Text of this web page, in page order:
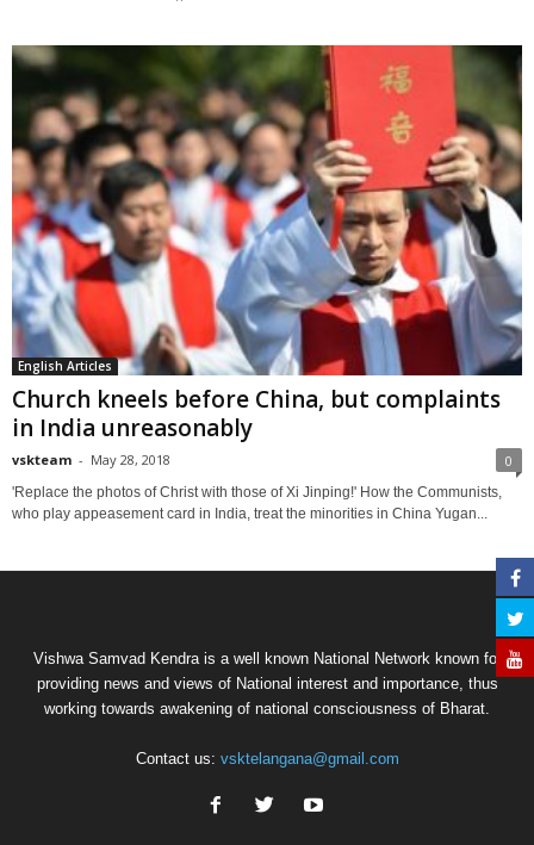
English Articles
Church kneels before China, but complaints
in India unreasonably
vskteam - May 28, 2018 0
'Replace the photos of Christ with those of Xi Jinping!' How the Communists,
who play appeasement card in India, treat the minorities in China Yugan...
Vishwa Samvad Kendra is a well known National Network known for
providing news and views of National interest and importance, thus
working towards awakening of national consciousness of Bharat.
Contact us: vsktelangana@gmail.com